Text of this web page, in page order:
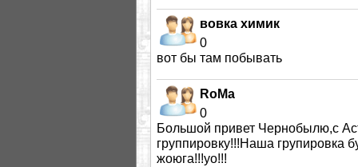
вовка химик
0
вот бы там побывать
RoMa
0
Большой привет Чернобылю,с
группировку!!!Наша групировка
жоюга!!!yo!!!